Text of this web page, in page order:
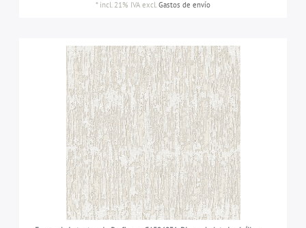
* incl. 21% IVA excl. Gastos de envío